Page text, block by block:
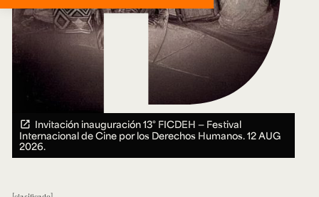
Invitación inauguración 13° FICDEH — Festival
Internacional de Cine por los Derechos Humanos.12 AUG
2026.